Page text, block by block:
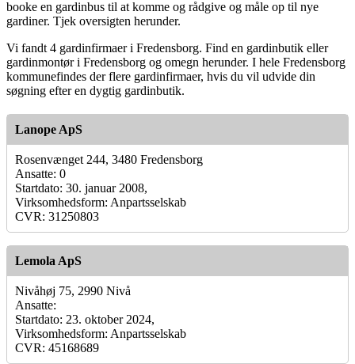
booke en gardinbus til at komme og rådgive og måle op til nye
gardiner. Tjek oversigten herunder.
Vi fandt 4 gardinfirmaer i Fredensborg. Find en gardinbutik eller
gardinmontør i Fredensborg og omegn herunder. I hele Fredensborg
kommunefindes der flere gardinfirmaer, hvis du vil udvide din
søgning efter en dygtig gardinbutik.
Lanope ApS
Rosenvænget 244, 3480 Fredensborg
Ansatte: 0
Startdato: 30. januar 2008,
Virksomhedsform: Anpartsselskab
CVR: 31250803
Lemola ApS
Nivåhøj 75, 2990 Nivå
Ansatte:
Startdato: 23. oktober 2024,
Virksomhedsform: Anpartsselskab
CVR: 45168689